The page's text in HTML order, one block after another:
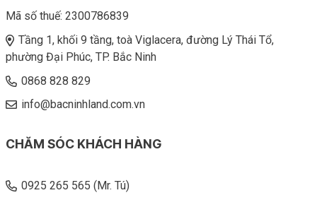
Mã số thuế: 2300786839
Tầng 1, khối 9 tầng, toà Viglacera, đường Lý Thái Tổ,
phường Đại Phúc, TP. Bắc Ninh
0868 828 829
info@bacninhland.com.vn
CHĂM SÓC KHÁCH HÀNG
0925 265 565 (Mr. Tú)